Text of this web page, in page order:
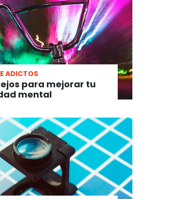
ADICTOS
para mejorar tu
mental